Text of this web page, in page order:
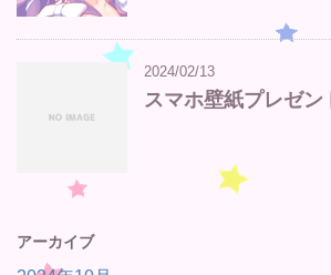
2024/02/13
スマホ壁紙プレゼン
アーカイブ